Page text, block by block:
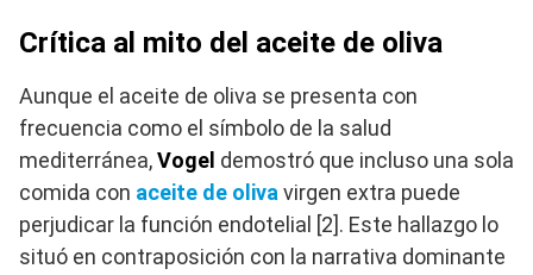
Crítica al mito del aceite de oliva
Aunque el aceite de oliva se presenta con
frecuencia como el símbolo de la salud
mediterránea,Vogel demostró que incluso una sola
comida con aceite de olivavirgen extra puede
perjudicar la función endotelial [2]. Este hallazgo lo
situó en contraposición con la narrativa dominante